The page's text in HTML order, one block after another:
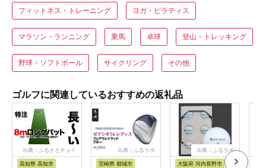
フィットネス・トレーニング ヨガ・ピラティス
マラソン・ランニング 乗馬 卓球 登山・トレッキング
野球・ソフトボール サイクリング その他
ゴルフに関連しているおすすめの返礼品
出典：ふるさとチョイ
高知県 高知市
出典：ふるラボ
宮崎県 都城市
出典：ふるラボ
大阪府 河内長野市